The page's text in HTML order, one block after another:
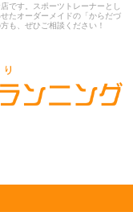
です。スポーツトレーナーとし
たオーダーメイドの「からだづ
も、ぜひご相談ください！